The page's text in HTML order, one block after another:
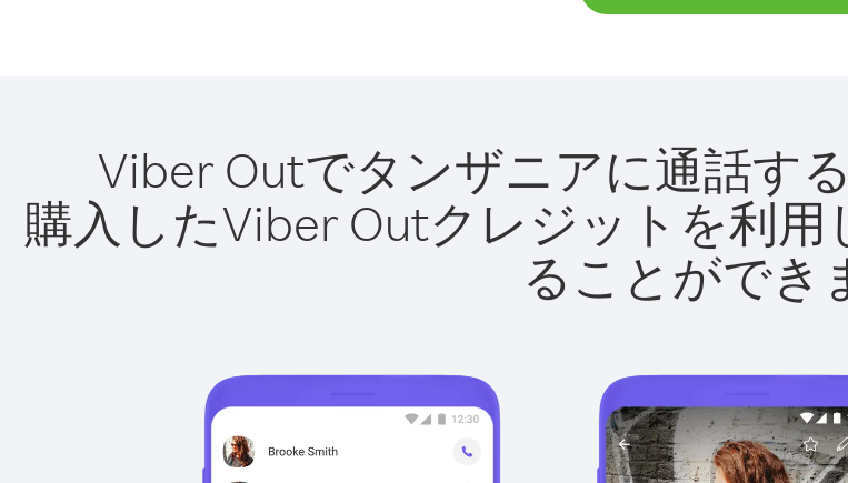
Viber Outでタンザニアに通話す
購入したViber Outクレジットを利
ることができ